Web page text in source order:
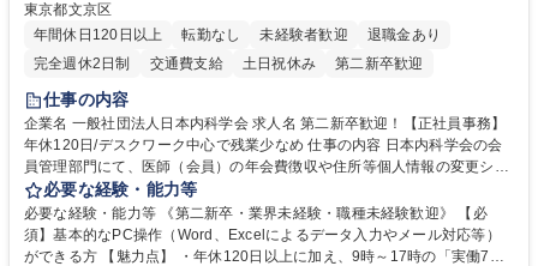
東京都文京区
年間休日120日以上
転勤なし 未経験者歓迎
退職金あり
完全週休2日制
交通費支給 土日祝休み 第二新卒歓迎
仕事の内容
企業名 一般社団法人日本内科学会 求人名 第二新卒歓迎！【正社員事務】
年休120日/デスクワーク中心で残業少なめ 仕事の内容 日本内科学会の会
員管理部門にて、医師（会員）の年会費徴収や住所等個人情報の変更シス
テム入力、電話・FAX対応をお任せします。将来的には、各種委員会の運
営事務局業務などにも幅広く携わっていただきます。 【会員管理・データ
入力業務】 ・医師（会員）の住所変更、個人情報のシステム登録・更新
・年会費の徴収管理や入金データの照合確認 【問い合わせ対応】 ・会員
必要な経験・能力等
必要な経験・能力等 《第二新卒・業界未経験・職種未経験歓迎》 【必
須】基本的なPC操作（Word、Excelによるデータ入力やメール対応等）
ができる方 【魅力点】 ・年休120日以上に加え、9時～17時の「実働7時